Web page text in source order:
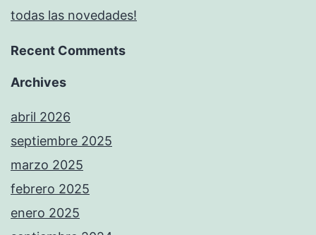
todas las novedades!
Recent Comments
Archives
abril 2026
septiembre 2025
marzo 2025
febrero 2025
enero 2025